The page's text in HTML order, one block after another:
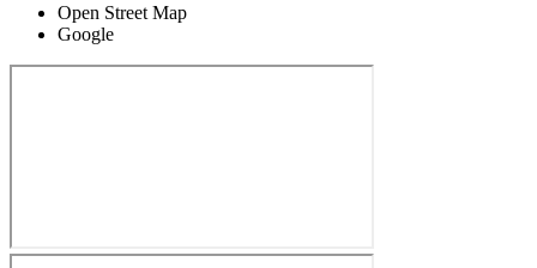
Open Street Map
Google